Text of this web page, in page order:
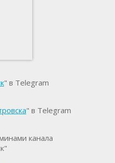
" в Telegram
" в Telegram
канала